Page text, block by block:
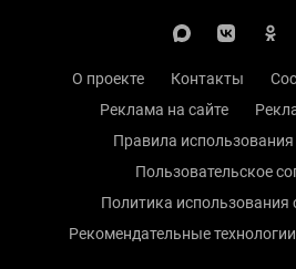
О проекте Контакты
Реклама на сайте
Правила
Пользовательское
Политика использования
Рекомендательные технологии